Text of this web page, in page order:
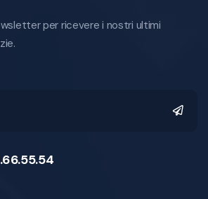
per ricevere i nostri ultimi